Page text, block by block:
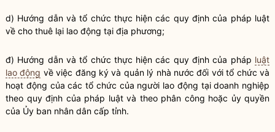
d) Hướng dẫn và tổ chức thực hiện các quy định của pháp luật
về cho thuê lại lao động tại địa phương;
đ) Hướng dẫn và tổ chức thực hiện các quy định của pháp luật
lao động về việc đăng ký và quản lý nhà nước đối với tổ chức và
hoạt động của các tổ chức của người lao động tại doanh nghiệp
theo quy định của pháp luậtvà theo phân công hoặc ủy quyền
của Ủy ban nhân dân cấp tỉnh.